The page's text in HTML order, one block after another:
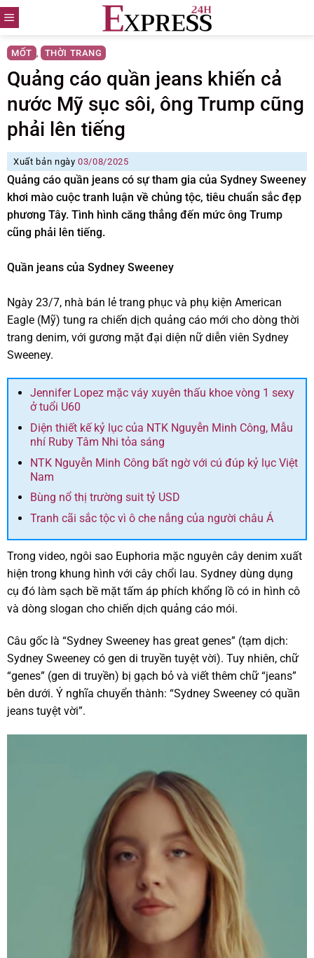
Skip
to
content
MỐT , THỜI TRANG
Quảng cáo quần jeans khiến cả
nước Mỹ sục sôi, ông Trump cũng
phải lên tiếng
Xuất bản ngày03/08/2025
Quảng cáo quần jeans có sự tham gia của Sydney Sweeney
khơi mào cuộc tranh luận về chủng tộc, tiêu chuẩn sắc đẹp
phương Tây. Tình hình căng thẳng đến mức ông Trump
cũng phải lên tiếng.
Quần jeans của Sydney Sweeney
Ngày 23/7, nhà bán lẻ trang phục và phụ kiện American
Eagle (Mỹ) tung ra chiến dịch quảng cáo mới cho dòng thời
trang denim, với gương mặt đại diện nữ diễn viên Sydney
Sweeney.
Jennifer Lopez mặc váy xuyên thấu khoe vòng 1 sexy
ở tuổi U60
Diện thiết kế kỷ lục của NTK Nguyễn Minh Công, Mẫu
nhí Ruby Tâm Nhi tỏa sáng
NTK Nguyễn Minh Công bất ngờ với cú đúp kỷ lục Việt
Nam
Bùng nổ thị trường suit tỷ USD
Tranh cãi sắc tộc vì ô che nắng của người châu Á
Trong video, ngôi sao Euphoria mặc nguyên cây denim xuất
hiện trong khung hình với cây chổi lau. Sydney dùng dụng
cụ đó làm sạch bề mặt tấm áp phích khổng lồ có in hình cô
và dòng slogan cho chiến dịch quảng cáo mói.
Câu gốc là “Sydney Sweeney has great genes” (tạm dịch:
Sydney Sweeney có gen di truyền tuyệt vời). Tuy nhiên, chữ
“genes” (gen di truyền) bị gạch bỏ và viết thêm chữ “jeans”
bên dưới. Ý nghĩa chuyển thành: “Sydney Sweeney có quần
jeans tuyệt vời”.